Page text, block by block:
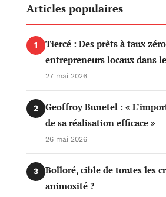
Articles populaires
1
Tiercé : Des prêts à taux
entrepreneurs locaux dans
27 mai 2026
2
Geoffroy Bunetel : «
de sa réalisation efficace »
26 mai 2026
3
Bolloré, cible de toutes les
animosité ?